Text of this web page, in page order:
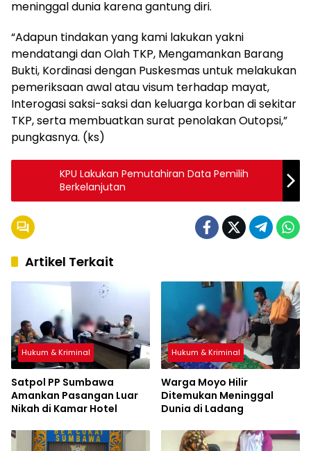
meninggal dunia karena gantung diri.
“Adapun tindakan yang kami lakukan yakni
mendatangi dan Olah TKP, Mengamankan Barang
Bukti, Kordinasi dengan Puskesmas untuk melakukan
pemeriksaan awal atau visum terhadap mayat,
Interogasi saksi-saksi dan keluarga korban di sekitar
TKP, serta membuatkan surat penolakan Outopsi,”
pungkasnya. (ks)
KPU Lakukan Pemutahiran Data Pemilih
Berkelanjutan
Artikel Terkait
Hukum & Kriminal
Satpol PP Sumbawa
Amankan Pasangan Luar
Nikah di Kamar Hotel
Hukum & Kriminal
Warga Moyo Hilir
Ditemukan Meninggal
Dunia di Ladang